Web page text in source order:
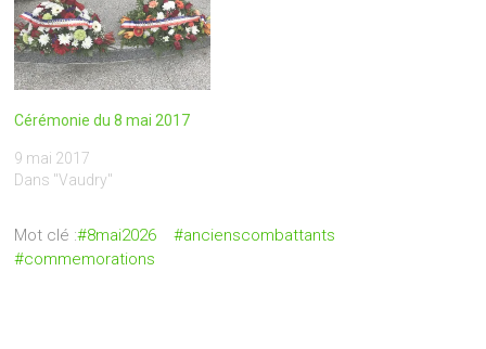
Cérémonie du 8 mai 2017
9 mai 2017
Dans "Vaudry"
Mot clé :#8mai2026
#ancienscombattants
#commemorations